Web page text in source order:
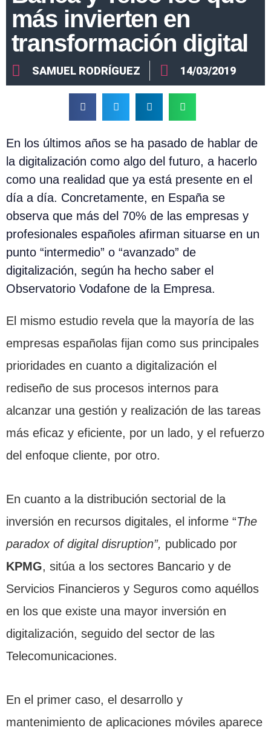
más invierten en
transformación digital
SAMUEL RODRÍGUEZ 14/03/2019
En los últimos años se ha pasado de hablar de
la digitalización como algo del futuro, a hacerlo
como una realidad que ya está presente en el
día a día. Concretamente, en España se
observa que más del 70% de las empresas y
profesionales españoles afirman situarse en un
punto “intermedio” o “avanzado” de
digitalización, según ha hecho saber el
Observatorio Vodafone de la Empresa.
El mismo estudio revela que la mayoría de las
empresas españolas fijan como sus principales
prioridades en cuanto a digitalización el
rediseño de sus procesos internos para
alcanzar una gestión y realización de las tareas
más eficaz y eficiente, por un lado, y el refuerzo
del enfoque cliente, por otro.
En cuanto a la distribución sectorial de la
inversión en recursos digitales, el informe “The
paradox of digital disruption”, publicado por
KPMG, sitúa a los sectores Bancario y de
Servicios Financieros y Seguros como aquéllos
en los que existe una mayor inversión en
digitalización, seguido del sector de las
Telecomunicaciones.
En el primer caso, el desarrollo y
mantenimiento de aplicaciones móviles aparece